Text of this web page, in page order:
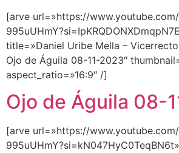
[arve url=»https://
title=»Daniel Uribe Mella –
Ojo de Águila 08-11-2023″
aspect_ratio=»16:9″ /]
Ojo de Águila 08-
[arve url=»https://